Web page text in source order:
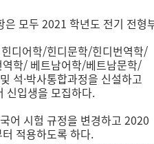
은 모두 2021 학년도 전기 전형
디어학/힌디문학/힌디번역학/
학/ 베트남어학/베트남문학/
석·박사통합과정을 신설하고
신입생을 모집하다.
어 시험 규정을 변경하고 2020
적용하도록 하다.